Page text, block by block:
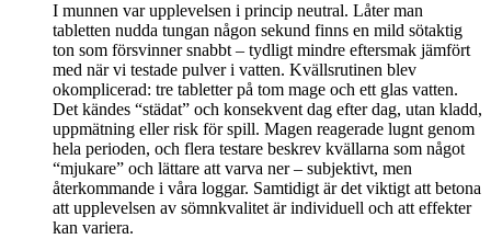
I munnen var upplevelsen i princip neutral. Låter man
tabletten nudda tungan någon sekund finns en mild sötaktig
ton som försvinner snabbt – tydligt mindre eftersmak jämfört
med när vi testade pulver i vatten. Kvällsrutinen blev
okomplicerad: tre tabletter på tom mage och ett glas vatten.
Det kändes “städat” och konsekvent dag efter dag, utan kladd,
uppmätning eller risk för spill. Magen reagerade lugnt genom
hela perioden, och flera testare beskrev kvällarna som något
“mjukare” och lättare att varva ner – subjektivt, men
återkommande i våra loggar. Samtidigt är det viktigt att betona
att upplevelsen av sömnkvalitet är individuell och att effekter
kan variera.